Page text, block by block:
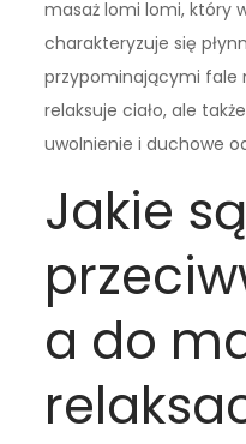
masaż lomi lomi, który
charakteryzuje się
przypominającymi fale
relaksuje ciało, ale
uwolnienie i duchowe
Jakie są
a do